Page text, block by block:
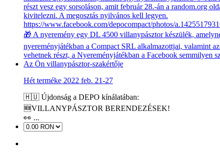
Hét terméke 2022 feb. 21-27
🇭🇺 Újdonság a DEPO kínálatában:
🆕VILLANYPÁSZTOR BERENDEZÉSEK!
👀 ...